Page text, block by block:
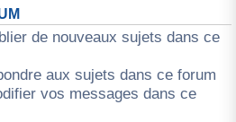
de nouveaux sujets dans ce
aux sujets dans ce forum
vos messages dans ce